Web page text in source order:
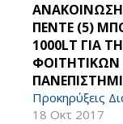
ΠΕΝΤΕ (5)
1000LT ΓΙΑ
ΦΟΙΤΗΤΙΚΩΝ
Προκηρύξεις
18 Οκτ 2017